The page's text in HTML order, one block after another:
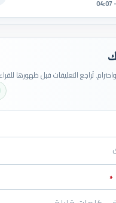
تُراجع التعليقات قبل ظهورها
*